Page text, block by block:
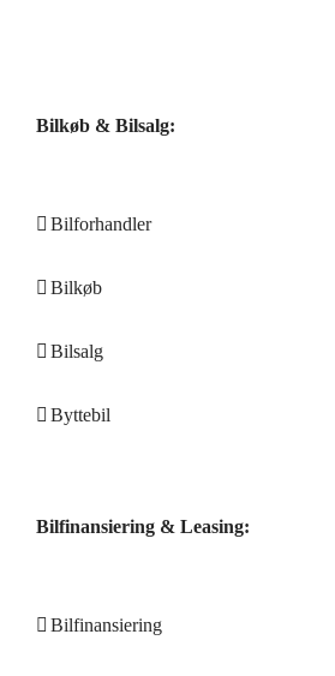
Bilkøb & Bilsalg:
Bilforhandler
Bilkøb
Bilsalg
Byttebil
Bilfinansiering & Leasing:
Bilfinansiering